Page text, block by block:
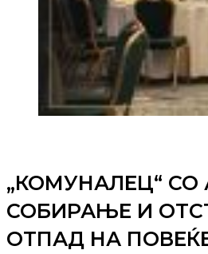
„КОМУНАЛЕЦ“ СО
СОБИРАЊЕ И
ОТПАД НА